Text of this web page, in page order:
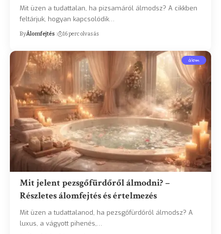
Mit üzen a tudattalan, ha pizsamáról álmodsz? A cikkben
feltárjuk, hogyan kapcsolódik…
ByÁlomfejtés 16 perc olvasás
álom
Mit jelent pezsgőfürdőről álmodni? –
Részletes álomfejtés és értelmezés
Mit üzen a tudattalanod, ha pezsgőfürdőről álmodsz? A
luxus, a vágyott pihenés,…